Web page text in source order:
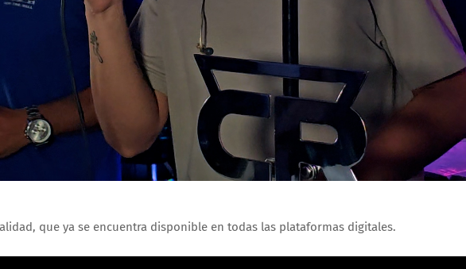
que ya se encuentra disponible en todas las plataformas digitales.